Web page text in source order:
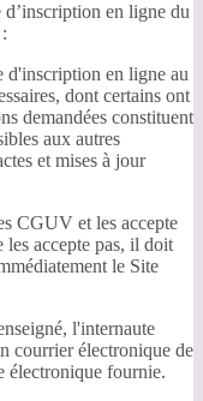
en ligne du
d'inscription en ligne au
dont certains ont
demandées constituent
aux autres
et mises à jour
CGUV et les accepte
les accepte pas, il doit
le Site
l'internaute
courrier électronique de
électronique fournie.